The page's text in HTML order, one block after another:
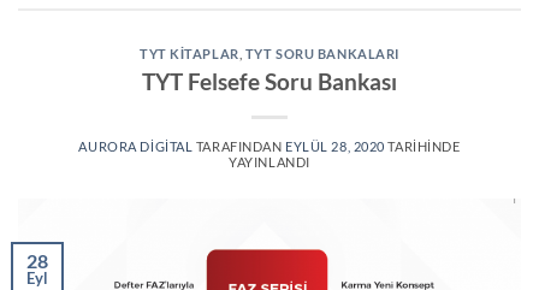
TYT KITAPLAR TYT SORU BANKALARI
TYT Felsefe Soru Bankası
AURORA DIGITAL TARAFINDAN EYLÜL 28, 2020 TARIHINDE
YAYINLANDI
28
Eyl